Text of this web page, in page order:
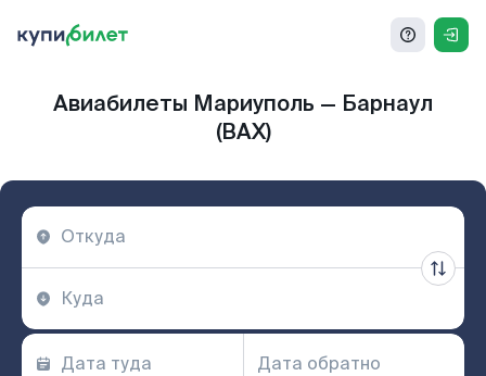
Авиабилеты Мариуполь — Барнаул
(BAX)